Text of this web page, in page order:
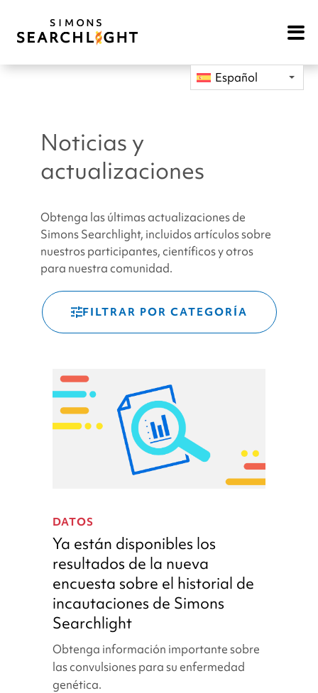
Open
Español
Noticias y
actualizaciones
Obtenga las últimas actualizaciones de
Simons Searchlight, incluidos artículos sobre
nuestros participantes, científicos y otros
para nuestra comunidad.
FILTRAR POR CATEGORÍA
disponibles
los
resultados
de
la
nueva
encuesta
sobre
el
historial
DATOS
Ya están disponibles los
resultados de la nueva
encuesta sobre el historial de
incautaciones de Simons
Searchlight
Obtenga información importante sobre
las convulsiones para su enfermedad
genética.